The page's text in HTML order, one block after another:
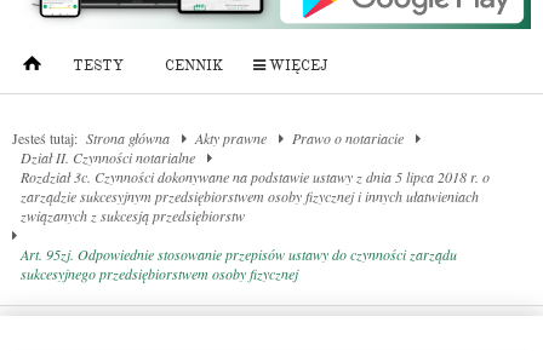
TESTY CENNIK WIĘCEJ
Jesteś tutaj: Strona główna Akty prawne
Prawo o notariacie
Dział II. Czynności notarialne
Rozdział 3c. Czynności dokonywane na podstawie ustawy z dnia 5 lipca 2018 r. o
zarządzie sukcesyjnym przedsiębiorstwem osoby fizycznej i innych ułatwieniach
związanych z sukcesją przedsiębiorstw
Art. 95zj. Odpowiednie stosowanie przepisów ustawy do czynności zarządu
sukcesyjnego przedsiębiorstwem osoby fizycznej